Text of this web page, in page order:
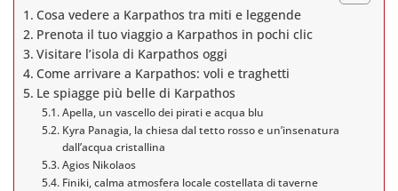
Cosa vedere a Karpathos tra miti e leggende
Prenota il tuo viaggio a Karpathos in pochi clic
Visitare l’isola di Karpathos oggi
Come arrivare a Karpathos: voli e traghetti
Le spiagge più belle di Karpathos
Apella, un vascello dei pirati e acqua blu
Kyra Panagia, la chiesa dal tetto rosso e un’insenatura
dall’acqua cristallina
Agios Nikolaos
Finiki, calma atmosfera locale costellata di taverne